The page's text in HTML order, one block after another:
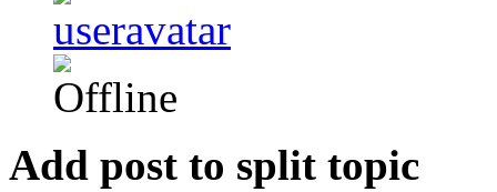
Add post to split topic